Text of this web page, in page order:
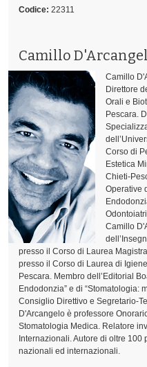
Codice: 22311
Camillo
Camillo
Direttore
Orali e
Pescara.
Corso di
Estetica
Chieti-
Operative
Camillo
presso il Corso di Laurea
presso il Corso di Laurea di
Pescara. Membro dell’Editorial
Endodonzia” e di “Stomatologia:
Consiglio Direttivo e Segretario-
D'Arcangelo è professore
Stomatologia Medica. Relatore
Internazionali. Autore di oltre
nazionali ed internazionali.